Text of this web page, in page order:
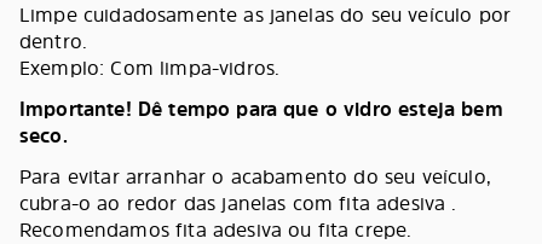
Limpe cuidadosamente as janelas do seu veículo por
dentro.
Exemplo: Com limpa-vidros.
Importante! Dê tempo para que o vidro esteja bem
seco.
Para evitar arranhar o acabamento do seu veículo,
cubra-o ao redor das janelas com fita adesiva .
Recomendamos fita adesiva ou fita crepe.